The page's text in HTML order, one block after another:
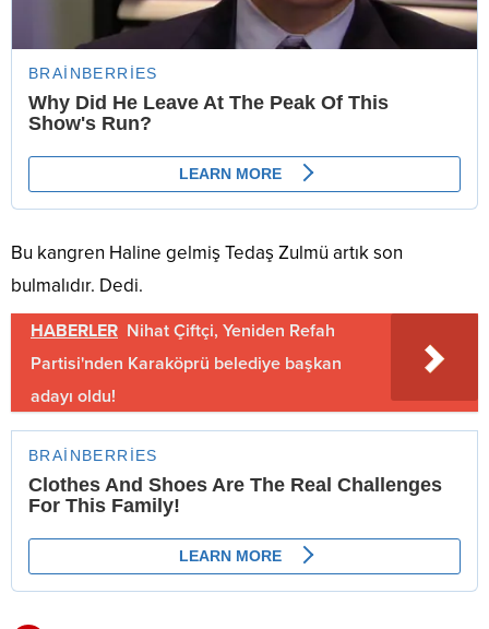
Bu kangren Haline gelmiş Tedaş Zulmü artık son
bulmalıdır. Dedi.
HABERLER Nihat Çiftçi, Yeniden Refah
Partisi'nden Karaköprü belediye başkan
adayı oldu!